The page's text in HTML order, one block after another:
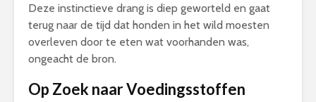
Deze instinctieve drang is diep geworteld en gaat
terug naar de tijd dat honden in het wild moesten
overleven door te eten wat voorhanden was,
ongeacht de bron.
Op Zoek naar Voedingsstoffen